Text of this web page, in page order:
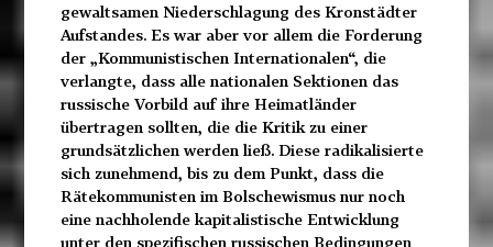
gewaltsamen Niederschlagung des Kronstädter
Aufstandes. Es war aber vor allem die Forderung
der „Kommunistischen Internationalen“, die
verlangte, dass alle nationalen Sektionen das
russische Vorbild auf ihre Heimatländer
übertragen sollten, die die Kritik zu einer
grundsätzlichen werden ließ. Diese radikalisierte
sich zunehmend, bis zu dem Punkt, dass die
Rätekommunisten im Bolschewismus nur noch
eine nachholende kapitalistische Entwicklung
unter den spezifischen russischen Bedingungen